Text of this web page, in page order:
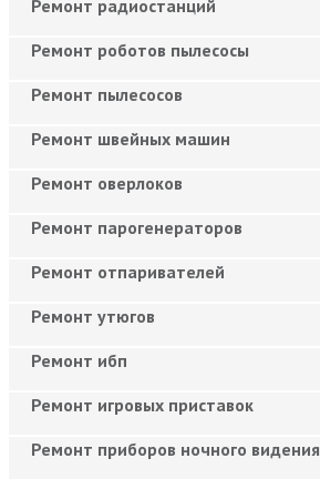
Ремонт радиостанций
Ремонт роботов пылесосы
Ремонт пылесосов
Ремонт швейных машин
Ремонт оверлоков
Ремонт парогенераторов
Ремонт отпаривателей
Ремонт утюгов
Ремонт ибп
Ремонт игровых приставок
Ремонт приборов ночного видения